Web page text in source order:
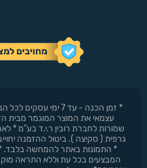
* זמן הכנה - עד 7 ימי
עצמאי את המוצר המוגמר מבית
שמורות לחברת רובין ר.י.ד בע"מ *
* התמונות באתר להמחשה
המבצעים בכל עת וללא התראה